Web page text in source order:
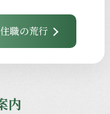
職の荒行
内